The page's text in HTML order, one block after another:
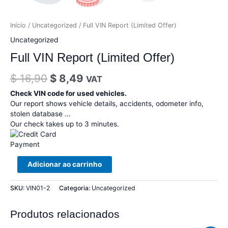
Início / Uncategorized / Full VIN Report (Limited Offer)
Uncategorized
Full VIN Report (Limited Offer)
$16,90 $ 8,49 VAT
Check VIN code for used vehicles.
Our report shows vehicle details, accidents, odometer info,
stolen database …
Our check takes up to 3 minutes.
Adicionar ao carrinho
SKU: VIN01-2 Categoria: Uncategorized
Produtos relacionados